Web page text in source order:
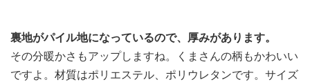
裏地がパイル地になっているので、厚みがあります。
その分暖かさもアップしますね。くまさんの柄もかわいい
ですよ。材質はポリエステル、ポリウレタンです。サイズ